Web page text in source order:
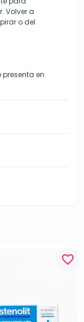
Volver a
o del
presenta en
favorite_border